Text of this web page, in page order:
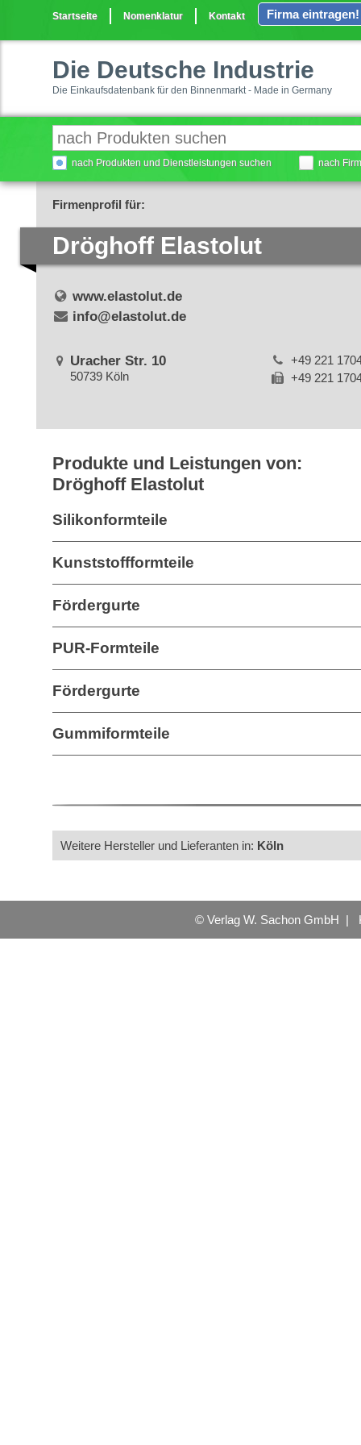
Startseite Nomenklatur Kontakt Firma eintragen!
Die Deutsche Industrie
Die Einkaufsdatenbank für den Binnenmarkt - Made in Germany
nach Produkten und Dienstleistungen suchen nach
Firmenprofil für:
Dröghoff Elastolut
www.elastolut.de
info@elastolut.de
Uracher Str. 10
50739 Köln
+49 221
+49 221
Produkte und Leistungen von:
Dröghoff Elastolut
Silikonformteile
Kunststoffformteile
Fördergurte
PUR-Formteile
Fördergurte
Gummiformteile
Weitere Hersteller und Lieferanten in: Köln
© Verlag W. Sachon GmbH |